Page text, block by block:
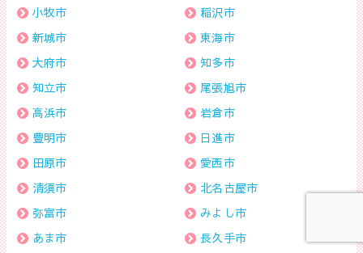
小牧市
稲沢市
新城市
東海市
大府市
知多市
知立市
尾張旭市
高浜市
岩倉市
豊明市
日進市
田原市
愛西市
清須市
北名古屋市
弥富市
みよし市
あま市
長久手市